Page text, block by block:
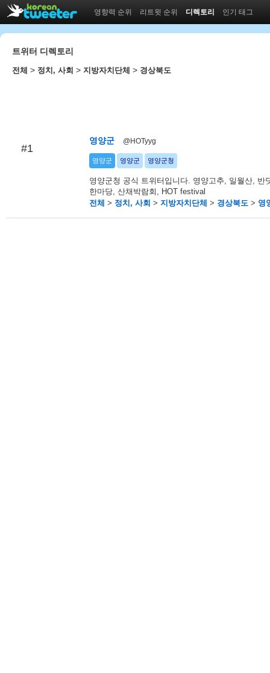
영향력 순위 리트윗 순위 디렉토리 인기 태그
트위터 디렉토리
전체 > 정치, 사회 > 지방자치단체 > 경상북도
#1
영양군 @HOTyyg
영양군 영양군 영양군청
영양군청 공식 트위터입니다. 영양고추, 일월산, 반
한마당, 산채박람회, HOT festival
전체 > 정치, 사회 > 지방자치단체 > 경상북도 > 영